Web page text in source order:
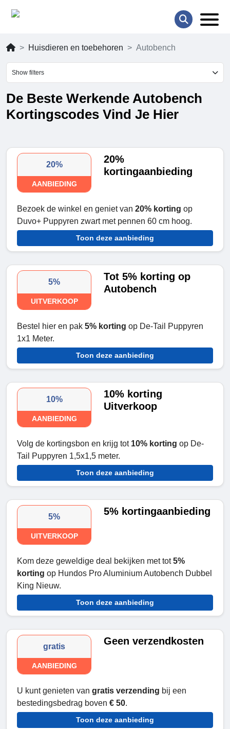
Huisdieren en toebehoren Autobench
Show filters
De Beste Werkende Autobench
Kortingscodes Vind Je Hier
20%
AANBIEDING
20%
kortingaanbieding
Bezoek de winkel en geniet van 20% korting op
Duvo+ Puppyren zwart met pennen 60 cm hoog.
Toon deze aanbieding
5%
UITVERKOOP
Tot 5% korting op
Autobench
Bestel hier en pak 5% korting op De-Tail Puppyren
1x1 Meter.
Toon deze aanbieding
10%
AANBIEDING
10% korting
Uitverkoop
Volg de kortingsbon en krijg tot 10% korting op De-
Tail Puppyren 1,5x1,5 meter.
Toon deze aanbieding
5%
UITVERKOOP
5% kortingaanbieding
Kom deze geweldige deal bekijken met tot5%
korting op Hundos Pro Aluminium Autobench Dubbel
King Nieuw.
Toon deze aanbieding
gratis
AANBIEDING
Geen verzendkosten
U kunt genieten van gratis verzending bij een
bestedingsbedrag boven € 50.
Toon deze aanbieding